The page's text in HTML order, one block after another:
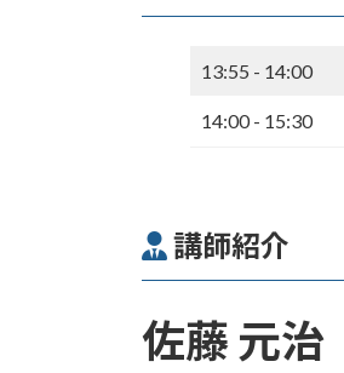
13:55 - 14:00
14:00 - 15:30
講師紹介
佐藤 元治